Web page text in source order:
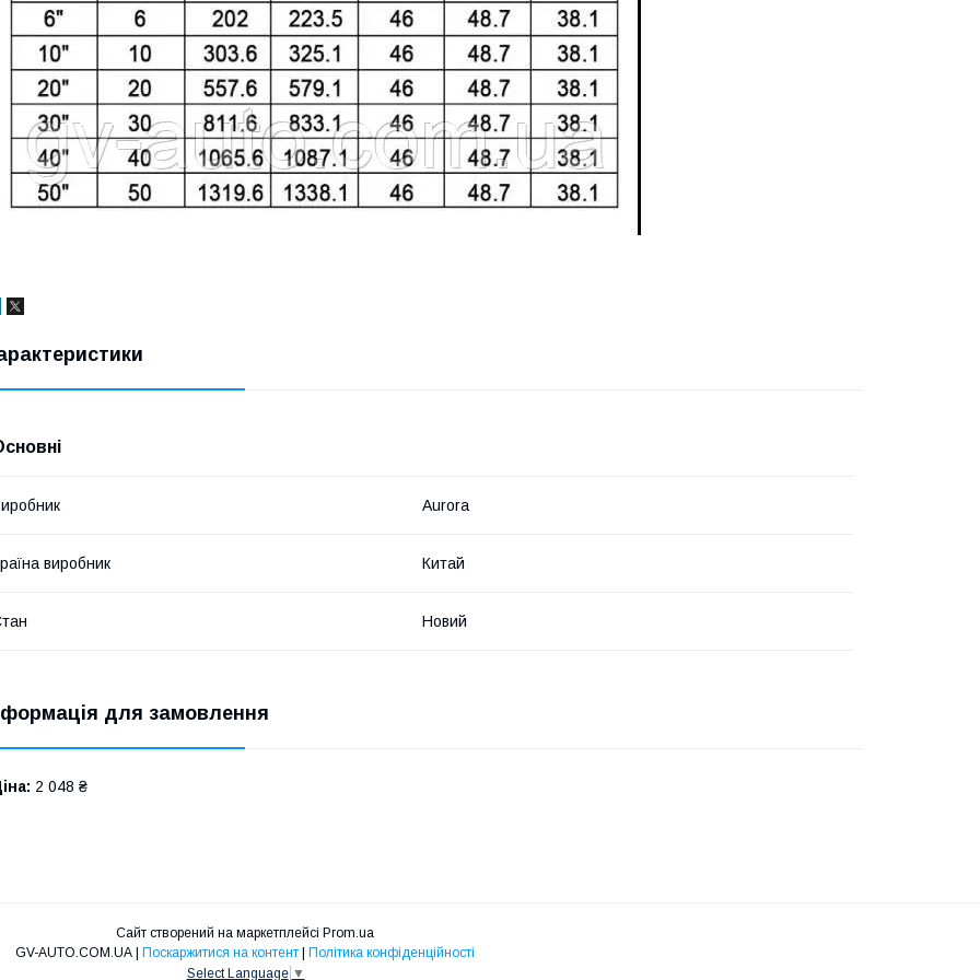
Aurora
виробник Китай
Новий
для замовлення
2 048 ₴
Сайт створений на маркетплейсі Prom.ua
Поскаржитися на контент
Політика конфіденційності
Select Language ▼